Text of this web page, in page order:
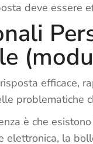
deve essere
efficace,
problematiche
è che
elettronica, la